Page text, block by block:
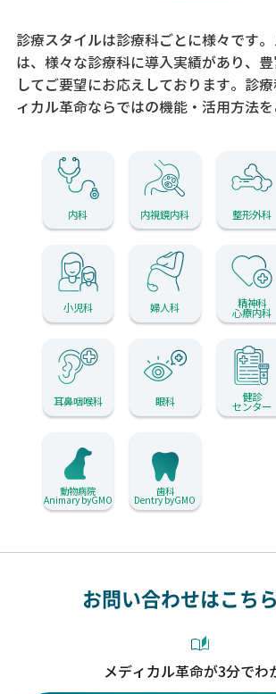
診療スタイルは診療科ごとに様々です
は、様々な診療科に導入実績があり、
してご要望にお応えしております。 診
ィカル革命ならではの機能・活用方法を
内科 内視鏡内科 整形外科
小児科 婦人科 精神科
心療内科
耳鼻咽喉科 眼科 健診
センター
動物病院
Animary byGMO
歯科
Dentry byGMO
お問い合わせはこち
メディカル革命が3分でわ